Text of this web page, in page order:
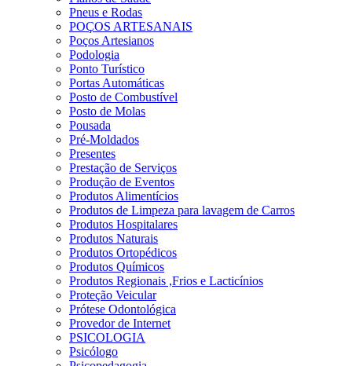
Pneus e Rodas
POÇOS ARTESANAIS
Poços Artesianos
Podologia
Ponto Turístico
Portas Automáticas
Posto de Combustível
Posto de Molas
Pousada
Pré-Moldados
Presentes
Prestação de Serviços
Produção de Eventos
Produtos Alimentícios
Produtos de Limpeza para lavagem de Carros
Produtos Hospitalares
Produtos Naturais
Produtos Ortopédicos
Produtos Químicos
Produtos Regionais ,Frios e Lacticínios
Proteção Veicular
Prótese Odontológica
Provedor de Internet
PSICOLOGIA
Psicólogo